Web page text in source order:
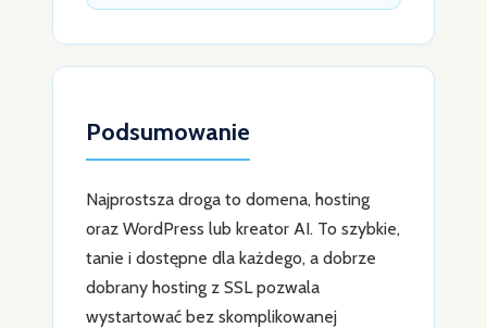
Podsumowanie
Najprostsza droga to domena, hosting
oraz WordPress lub kreator AI. To szybkie,
tanie i dostępne dla każdego, a dobrze
dobrany hosting z SSL pozwala
wystartować bez skomplikowanej